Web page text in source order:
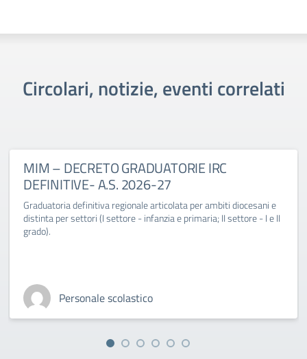
Circolari, notizie, eventi correlati
MIM – DECRETO GRADUATORIE IRC
DEFINITIVE- A.S. 2026-27
Graduatoria definitiva regionale articolata per ambiti diocesani e
distinta per settori (I settore - infanzia e primaria; II settore - I e II
grado).
Personale scolastico